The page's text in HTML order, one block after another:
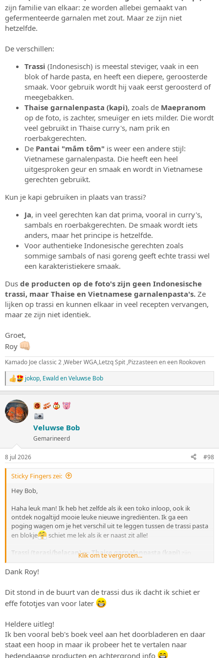
zijn familie van elkaar: ze worden allebei gemaakt van
gefermenteerde garnalen met zout. Maar ze zijn niet
hetzelfde.
De verschillen:
Trassi (Indonesisch) is meestal steviger, vaak in een
blok of harde pasta, en heeft een diepere, geroosterde
smaak. Voor gebruik wordt hij vaak eerst geroosterd of
meegebakken.
Thaise garnalenpasta (kapi), zoals de Maepranom
op de foto, is zachter, smeuïger en iets milder. Die wordt
veel gebruikt in Thaise curry's, nam prik en
roerbakgerechten.
De Pantai "mắm tôm" is weer een andere stijl:
Vietnamese garnalenpasta. Die heeft een heel
uitgesproken geur en smaak en wordt in Vietnamese
gerechten gebruikt.
Kun je kapi gebruiken in plaats van trassi?
Ja, in veel gerechten kan dat prima, vooral in curry's,
sambals en roerbakgerechten. De smaak wordt iets
anders, maar het principe is hetzelfde.
Voor authentieke Indonesische gerechten zoals
sommige sambals of nasi goreng geeft echte trassi wel
een karakteristiekere smaak.
Dus de producten op de foto's zijn geen Indonesische
trassi, maar Thaise en Vietnamese garnalenpasta's. Ze
lijken op trassi en kunnen elkaar in veel recepten vervangen,
maar ze zijn niet identiek.
Groet,
Roy
Kamado Joe classic 2 ,Weber WGA,Letzq Spit ,Pizzasteen en een Rookoven
W
a
r
d
e
e
n
jokop, EwaldenVeluwse Bob
Veluwse Bob
Gemarineerd
8 jul 2026 #98
Sticky Fingers zei:
Hey Bob,
Haha leuk man! Ik heb het zelfde als ik een toko inloop, ook ik
ontdek nogaltijd mooie leuke nieuwe ingrediënten. Ik ga een
poging wagen om je het verschil uit te leggen tussen de trassi pasta
en blokje
schiet me lek als ik er naast zit alle!
Trassi (terasi/belacan)enThaise garnalenpasta (kapi)
familie van elkaar: ze worden allebei gemaakt van gefermenteerde
garnalen met zout. Maar ze zijn niet hetzelfde.
De verschillen:
Trassi(Indonesisch) is meestal steviger, vaak in een blok of
gebruik wordt hij vaak eerst geroosterd of meegebakken.
Thaise garnalenpasta (kapi) , zoals de Maepranom
op de
foto, is zachter, smeuïger en iets milder. Die wordt veel
gebruikt in Thaise curry's, nam prik en roerbakgerechten.
DePantai "mắm tôm"is weer een andere stijl: Vietnamese
Klik om te vergroten...
Dank Roy!
Dit stond in de buurt van de trassi dus ik dacht ik schiet er
effe fototjes van voor later
Heldere uitleg!
Ik ben vooral beb's boek veel aan het doorbladeren en daar
staat een hoop in maar ik probeer het te vertalen naar
hedendaagse producten en achtergrond info